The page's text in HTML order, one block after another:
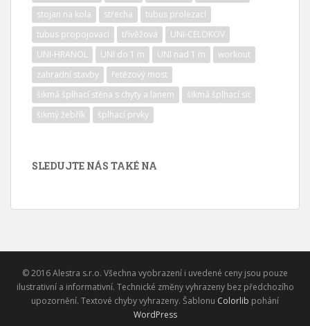
stojan na kola
střecha
tubus prolezací
tubus propojovací
třívěžová
UNI-CELOKOV
UNI-HRANOL
UNI do 1 m UNI nad 1 m
workout
zahradní stavby
řetězový most
šikmá šplhací stěna s chyty a lanem
šikmá šplhací síť
šikmý žebřík
šplhací prvky
SLEDUJTE NÁS TAKÉ NA
© 2016 Alestra s.r.o. Všechna vyobrazení i uvedené ceny jsou pouze
ilustrativní a informativní. Technické změny vyhrazeny bez předchozího
upozornění. Textové chyby vyhrazeny. Šablonu Colorlib pohání
WordPress